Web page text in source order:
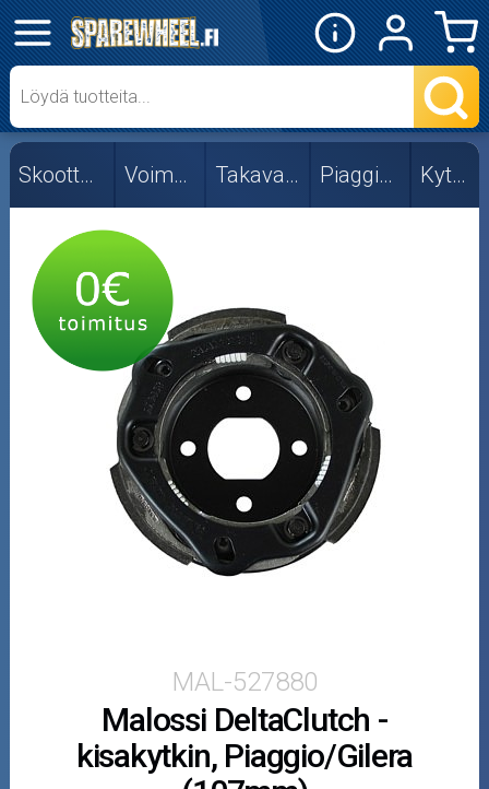
✕
Mopon osat
Skootterin osat
Kytkimen jouset
Kytkimet
Kytkinkellot
Vastapainejouset
Voimansiirtolevyt
Crossipyörän osat
Moottoripyörän osat
Mönkijän osat
Puutarha ja metsä
Skootterin osat Voimansiirto Takavariaattori Piaggio/Gilera Kytkimet
MAL-527880
Malossi DeltaClutch -
kisakytkin, Piaggio/Gilera